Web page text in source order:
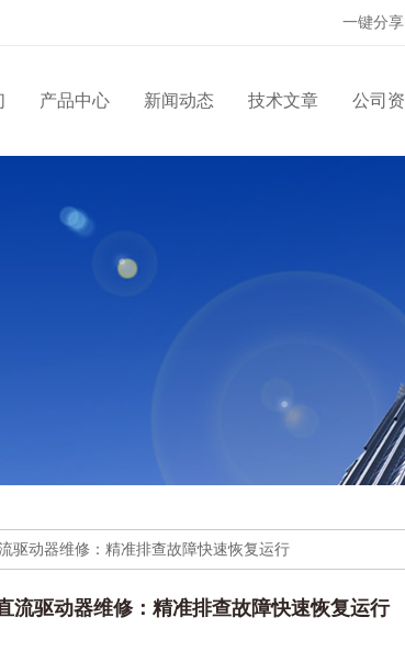
一键分享
产品中心 新闻动态 技术文章 公司
驱动器维修：精准排查故障快速恢复运行
流驱动器维修：精准排查故障快速恢复运行